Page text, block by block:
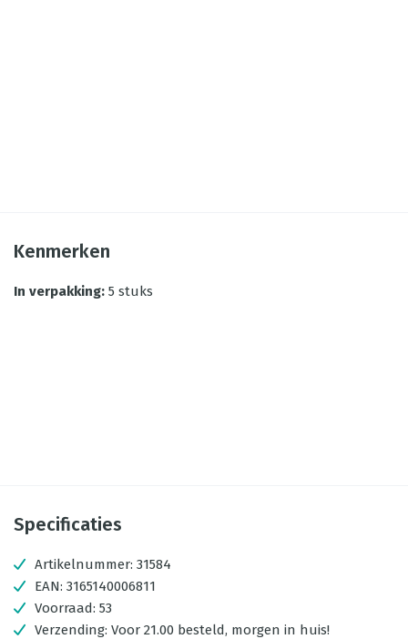
Kenmerken
In verpakking: 5 stuks
Specificaties
Artikelnummer: 31584
EAN: 3165140006811
Voorraad: 53
Verzending: Voor 21.00 besteld, morgen in huis!